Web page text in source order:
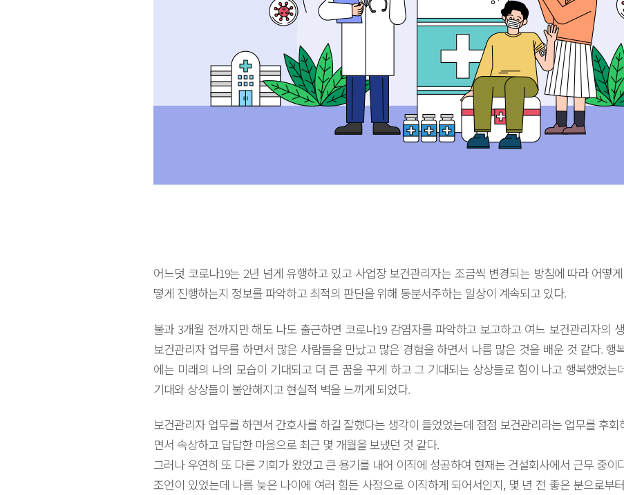
어느덧 코로나19는 2년 넘게 유행하고 있고 사업장 보건관리자는 조금씩 변경되는 방침에 따라 어떻
떻게 진행하는지 정보를 파악하고 최적의 판단을 위해 동분서주하는 일상이 계속되고 있다.
불과 3개월 전까지만 해도 나도 출근하면 코로나19 감염자를 파악하고 보고하고 여느 보건관리자의
보건관리자 업무를 하면서 많은 사람들을 만났고 많은 경험을 하면서 나름 많은 것을 배운 것 같다. 행
에는 미래의 나의 모습이 기대되고 더 큰 꿈을 꾸게 하고 그 기대되는 상상들로 힘이 나고 행복했었는
기대와 상상들이 불안해지고 현실적 벽을 느끼게 되었다.
보건관리자 업무를 하면서 간호사를 하길 잘했다는 생각이 들었었는데 점점 보건관리라는 업무를 후
면서 속상하고 답답한 마음으로 최근 몇 개월을 보냈던 것 같다.
그러나 우연히 또 다른 기회가 왔었고 큰 용기를 내어 이직에 성공하여 현재는 건설회사에서 근무 중이
조언이 있었는데 나름 늦은 나이에 여러 힘든 사정으로 이직하게 되어서인지, 몇 년 전 좋은 분으로부